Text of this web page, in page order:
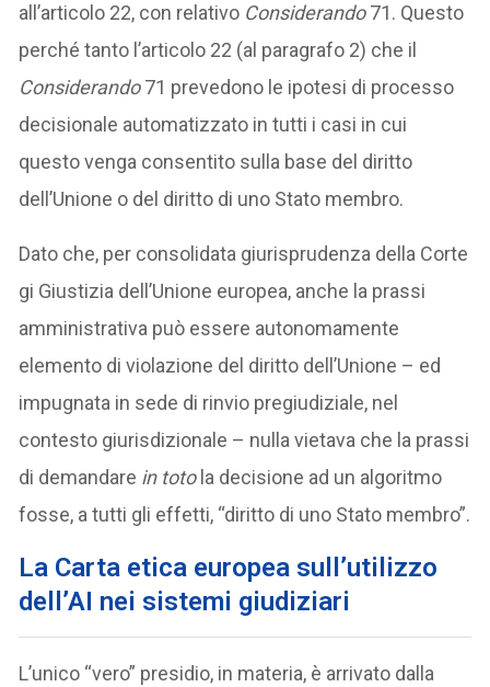
all’articolo 22, con relativo Considerando71. Questo
perché tanto l’articolo 22 (al paragrafo 2) che il
Considerando71 prevedono le ipotesi di processo
decisionale automatizzato in tutti i casi in cui
questo venga consentito sulla base del diritto
dell’Unione o del diritto di uno Stato membro.
Dato che, per consolidata giurisprudenza della Corte
gi Giustizia dell’Unione europea, anche la prassi
amministrativa può essere autonomamente
elemento di violazione del diritto dell’Unione – ed
impugnata in sede di rinvio pregiudiziale, nel
contesto giurisdizionale – nulla vietava che la prassi
di demandare in totola decisione ad un algoritmo
fosse, a tutti gli effetti, “diritto di uno Stato membro”.
La Carta etica europea sull’utilizzo
dell’AI nei sistemi giudiziari
L’unico “vero” presidio, in materia, è arrivato dalla